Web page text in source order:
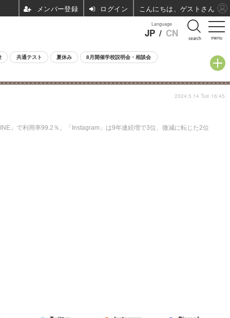
menu
Language
JP / CN search
共通テスト 夏休み 8月開催学校説明会・相談会
」で利用率99.2％。「Instagram」は9年連続増で3位、微減に転じた2位
2024.5.14 Tue 16:45
ログイン こんにちは、ゲストさん